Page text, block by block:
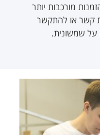
מורכבות יותר
קשר או להתקשר
על שמשונית.